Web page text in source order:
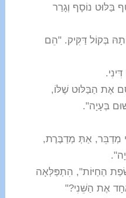
בַּלּוּט נוֹסָף וְגָרַר
בְּקוֹל דַּקִּיק. "הֵם
אֶת הַבַּלּוּט שֶׁלּוֹ,
בְּעָיָה".
מְדַבֵּר, אַתְּ מְדַבֶּרֶת,
הַחַיּוֹת", הִתְפַּלְּאָה
אֶת הַשֵּׁנִי?"